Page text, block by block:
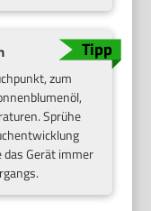
zum
Sprühe
das Gerät immer